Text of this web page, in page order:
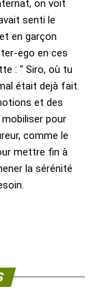
on voit
senti le
en garçon
ego en ces
: " Siro, où tu
était dejà fait.
et des
pour
comme le
mettre fin à
la sérénité